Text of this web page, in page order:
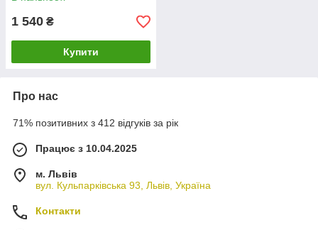
1 540 ₴
Купити
Про нас
71% позитивних з 412 відгуків за рік
Працює з 10.04.2025
м. Львів
вул. Кульпарківська 93, Львів, Україна
Контакти